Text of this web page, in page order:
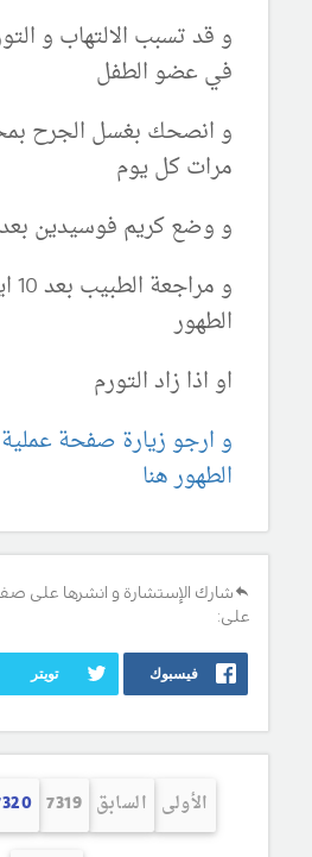
و قد تسبب الالتهاب و
في عضو الطفل
مرات كل يوم
و وضع كريم فوسيدين
و
الطهور
او اذا زاد التورم
و ارجو زيارة صفحة
الطهور هنا
شارك الإستشارة و انشرها على
على:
فيسبوك تويتر
الأولى السابق 7319